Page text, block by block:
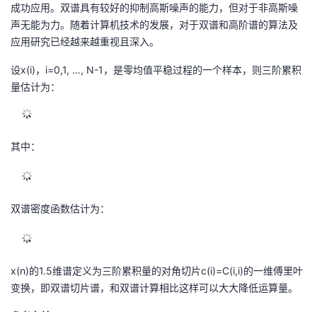
者
的
我
播
活
的
发
学
课
程
的
认
我
的
我
Programs
的
持
支
声
成功应用。双谱具有较好的抑制高斯噪声的能力，但对于非高斯噪
声无能为力。随着计算机技术的发展，对于双谱和高阶谱的算法及
应用研究已经越来越重视且深入。
设x(i)，i=0,1, …, N-1，是零均值平稳过程的一个样本，则三阶累积
量估计为：
其中：
双谱密度函数估计为：
x(n)的1.5维谱定义为三阶累积量的对角切片c(i)=C(i,i)的一维傅里叶
变换，即双谱切片谱，和双谱计算相比这样可以大大降低运算量。